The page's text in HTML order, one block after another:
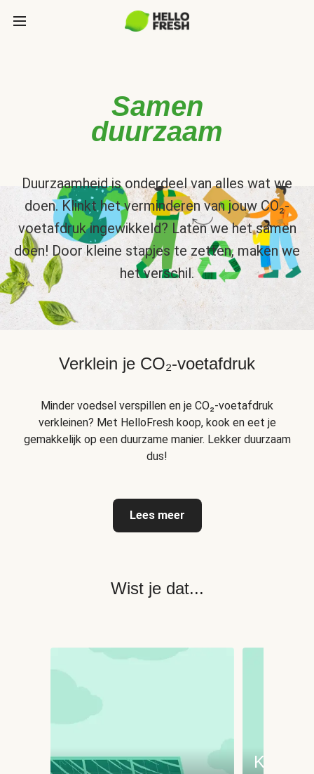
Samen
duurzaam
Duurzaamheid is onderdeel van alles wat we
doen. Klinkt het verminderen van jouw CO₂-
voetafdruk ingewikkeld? Laten we het samen
doen! Door kleine stapjes te zetten, maken we
het verschil.
Verklein je CO₂-voetafdruk
Minder voedsel verspillen en je CO₂-voetafdruk
verkleinen? Met HelloFresh koop, kook en eet je
gemakkelijk op een duurzame manier. Lekker duurzaam
dus!
Lees meer
Wist je dat...
Koken